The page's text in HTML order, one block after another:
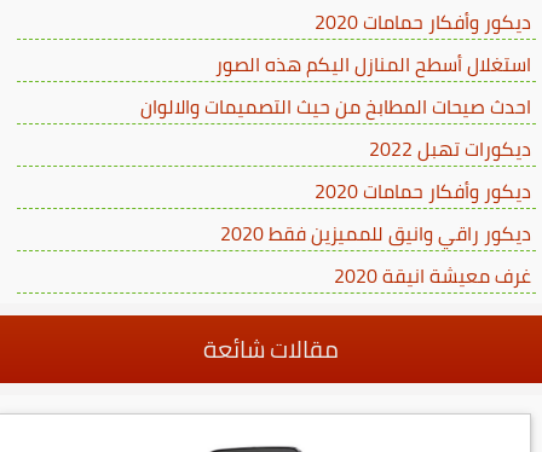
ديكور وأفكار حمامات 2020
استغلال أسطح المنازل اليكم هذه الصور
احدث صيحات المطابخ من حيث التصميمات والالوان
ديكورات تهبل 2022
ديكور وأفكار حمامات 2020
ديكور راقي وانيق للمميزين فقط 2020
غرف معيشة انيقة 2020
مقالات شائعة